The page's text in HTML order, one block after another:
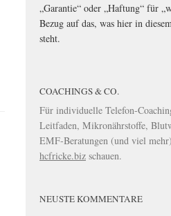
„Garantie“ oder „Haftung“ für
Bezug auf das, was hier in
steht.
COACHINGS & CO.
Für individuelle Telefon-
Leitfaden, Mikronährstoffe,
EMF-Beratungen (und viel
hcfricke.biz schauen.
NEUSTE KOMMENTARE